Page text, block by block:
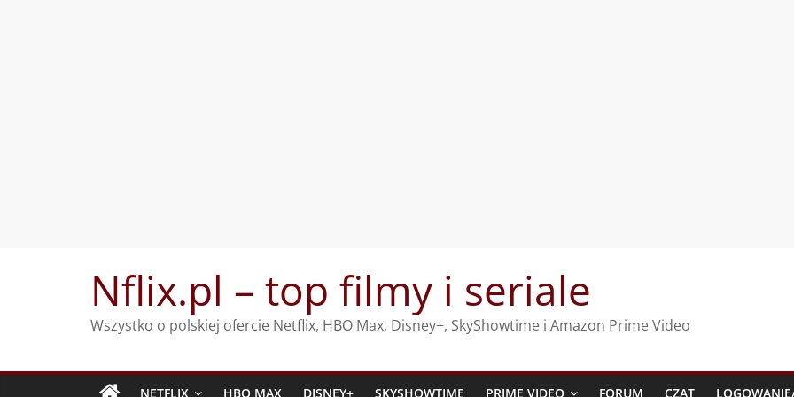
Nflix.pl – top filmy i seriale
Wszystko o polskiej ofercie Netflix, HBO Max, Disney+, SkyShowtime i Amazon Prime Video
NETFLIX HBO MAX DISNEY+ SKYSHOWTIME PRIME VIDEO FORUM CZAT